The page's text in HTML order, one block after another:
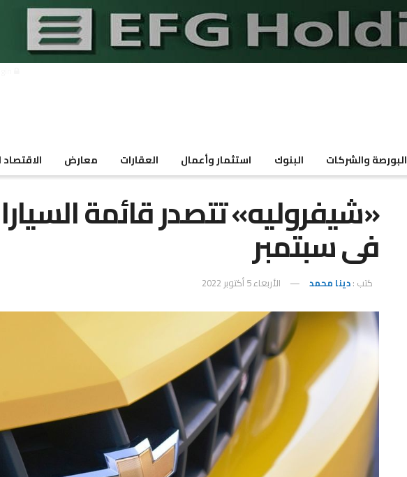
البورصة والشركات البنوك استثمار وأعمال العقارات معارض الاقتصاد
«شيفروليه» تتصدر قائمة
فى سبتمبر
كتب :دينا محمد الأربعاء 5 أكتوبر 2022